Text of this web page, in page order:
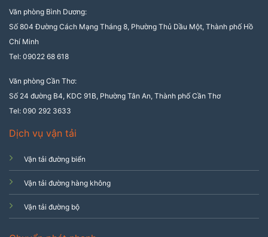
Văn phòng Bình Dương:
Số 804 Đường Cách Mạng Tháng 8, Phường Thủ Dầu Một, Thành phố Hồ
Chí Minh
Tel: 09022 68 618
Văn phòng Cần Thơ:
Số 24 đường B4, KDC 91B, Phường Tân An, Thành phố Cần Thơ
Tel: 090 292 3633
Dịch vụ vận tải
Vận tải đường biển
Vận tải đường hàng không
Vận tải đường bộ